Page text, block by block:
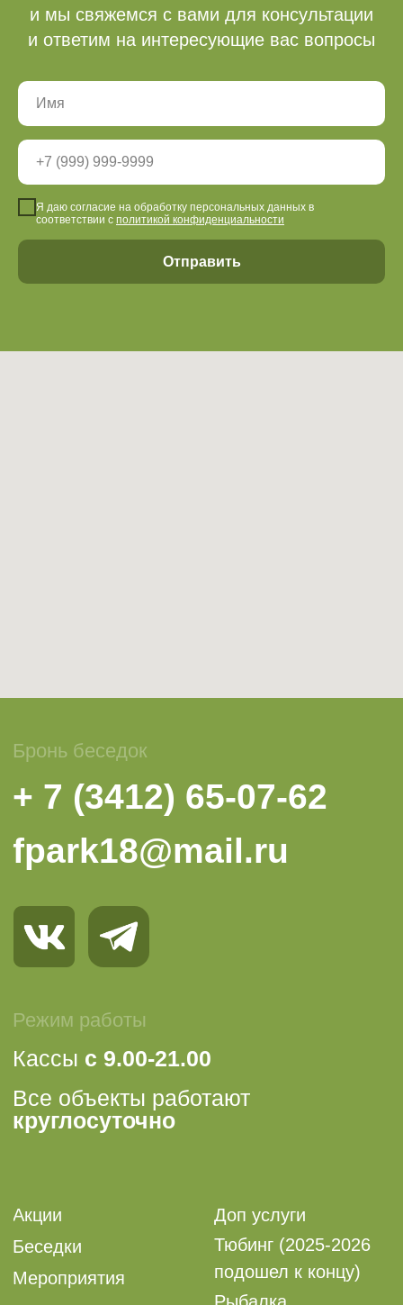
и мы свяжемся с вами для консультации
и ответим на интересующие вас вопросы
Я даю согласие на обработку персональных данных в
соответствии с политикой конфиденциальности
Отправить
Оферта
Политика конфиденциальности